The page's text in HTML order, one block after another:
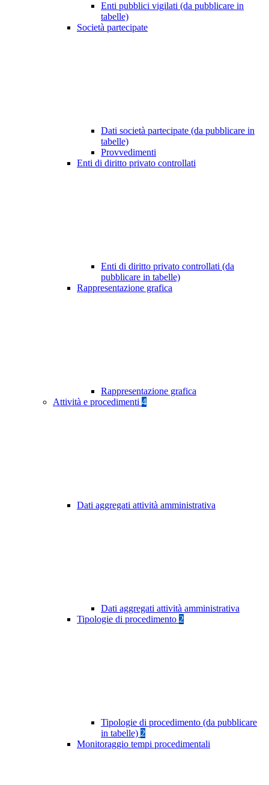
Enti pubblici vigilati (da pubblicare in
tabelle)
Società partecipate
Dati società partecipate (da pubblicare in
tabelle)
Provvedimenti
Enti di diritto privato controllati
Enti di diritto privato controllati (da
pubblicare in tabelle)
Rappresentazione grafica
Rappresentazione grafica
Attività e procedimenti 4
Dati aggregati attività amministrativa
Dati aggregati attività amministrativa
Tipologie di procedimento 2
Tipologie di procedimento (da pubblicare
in tabelle) 2
Monitoraggio tempi procedimentali